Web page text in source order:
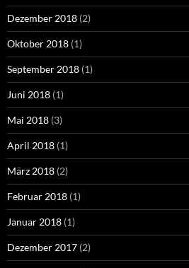
Dezember 2018 (2)
Oktober 2018 (1)
September 2018 (1)
Juni 2018 (1)
Mai 2018 (3)
April 2018 (1)
März 2018 (2)
Februar 2018 (1)
Januar 2018 (1)
Dezember 2017 (2)